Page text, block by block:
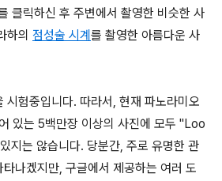
클릭하신 후 주변에서 촬영한 비슷한 사
하의 점성술 시계를 촬영한 아름다운 사
시험중입니다. 따라서, 현재 파노라미오
있는 5백만장 이상의 사진에 모두 "Loo
지는 않습니다. 당분간, 주로 유명한 관
나겠지만, 구글에서 제공하는 여러 도